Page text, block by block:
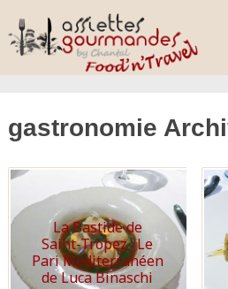
gastronomie
La Bastide de
Saint-Tropez : Le
Pari Méditerranéen
de Luca Binaschi